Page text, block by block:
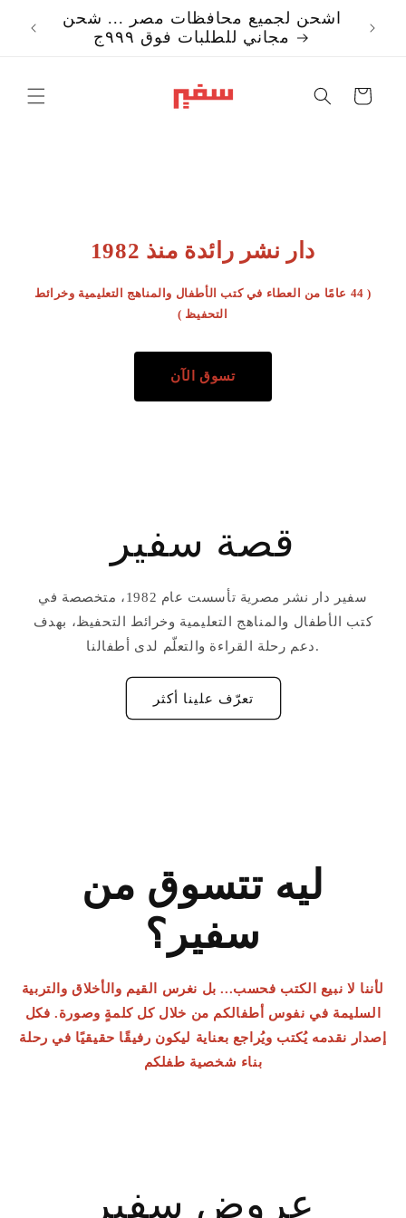
إلى
المحتوى
اشحن لجميع محافظات مصر ... شحن
مجاني للطلبات فوق ٩٩٩ج
Translation
دار نشر رائدة منذ 1982
( 44 عامًا من العطاء في كتب الأطفال والمناهج التعليمية وخرائط
التحفيظ )
تسوق الآن
قصة سفير
سفير دار نشر مصرية تأسست عام 1982، متخصصة في
كتب الأطفال والمناهج التعليمية وخرائط التحفيظ، بهدف
دعم رحلة القراءة والتعلّم لدى أطفالنا.
تعرّف علينا أكثر
ليه تتسوق من
سفير؟
لأننا لا نبيع الكتب فحسب... بل نغرس القيم والأخلاق والتربية
السليمة في نفوس أطفالكم من خلال كل كلمةٍ وصورة. فكل
إصدار نقدمه يُكتب ويُراجع بعناية ليكون رفيقًا حقيقيًا في رحلة
بناء شخصية طفلكم
عروض سفير